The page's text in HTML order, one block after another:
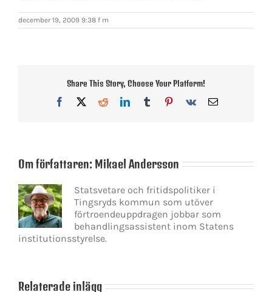
december 19, 2009 9:38 f m
Share This Story, Choose Your Platform!
Facebook
X RedditLinkedInTumblrPinterest
Vk
E-
Om författaren: Mikael Andersson
Statsvetare och fritidspolitiker i
Tingsryds kommun som utöver
förtroendeuppdragen jobbar som
behandlingsassistent inom Statens
institutionsstyrelse.
Relaterade inlägg